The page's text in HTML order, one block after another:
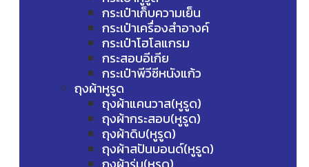
กระเป๋าเก็บความเย็น
กระเป๋าเครื่องสำอางค์
กระเป๋าโฮโลแกรม
กระสอบอีเกีย
กระเป๋าพีวีซีหนังแก้ว
ถุงผ้าหูรูด
ถุงผ้าแคนวาส(หูรูด)
ถุงผ้ากระสอบ(หูรูด)
ถุงผ้าดิบ(หูรูด)
ถุงผ้าสปันบอนด์(หูรูด)